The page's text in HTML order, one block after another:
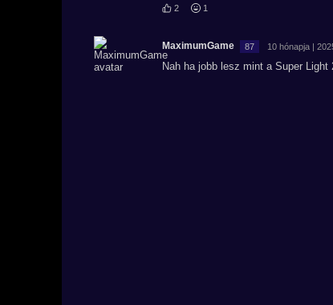
2 1
MaximumGame 87 10 hónapja |
Nah ha jobb lesz mint a Super